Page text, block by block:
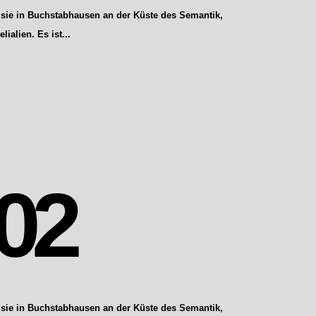
in Buchstabhausen an der Küste des Semantik,
Es ist...
in Buchstabhausen an der Küste des Semantik,